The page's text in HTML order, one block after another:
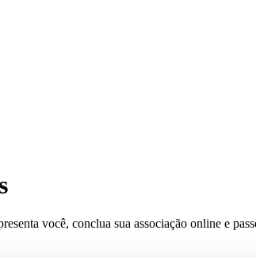
você, conclua sua associação online e